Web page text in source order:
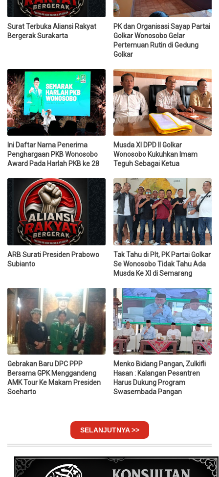
Surat Terbuka Aliansi Rakyat
Bergerak Surakarta
PK dan Organisasi Sayap Partai
Golkar Wonosobo Gelar
Pertemuan Rutin di Gedung
Golkar
Ini Daftar Nama Penerima
Penghargaan PKB Wonosobo
Award Pada Harlah PKB ke 28
Musda XI DPD II Golkar
Wonosobo Kukuhkan Imam
Teguh Sebagai Ketua
ARB Surati Presiden Prabowo
Subianto
Tak Tahu di Plt, PK Partai Golkar
Se Wonosobo Tidak Tahu Ada
Musda Ke XI di Semarang
Gebrakan Baru DPC PPP
Bersama GPK Menggandeng
AMK Tour Ke Makam Presiden
Soeharto
Menko Bidang Pangan, Zulkifli
Hasan : Kalangan Pesantren
Harus Dukung Program
Swasembada Pangan
SELANJUTNYA >>